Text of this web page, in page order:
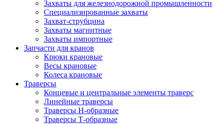
Захваты для железнодорожной промышленности
Специализированные захваты
Захват-струбцина
Захваты магнитные
Захваты импортные
Запчасти для кранов
Крюки крановые
Весы крановые
Колеса крановые
Траверсы
Концевые и центральные элементы траверс
Линейные траверсы
Траверсы Н-образные
Траверсы Т-образные